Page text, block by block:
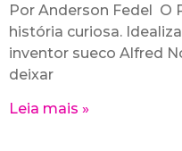
Por Anderson Fedel O
história curiosa.
inventor sueco Alfred
deixar
Leia mais »